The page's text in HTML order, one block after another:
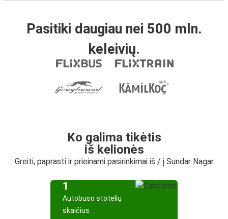
Pasitiki daugiau nei 500 mln.
keleivių.
Ko galima tikėtis
iš kelionės
Greiti, paprasti ir prieinami pasirinkimai iš / į Sundar Nagar
1
Autobuso stotelių
skaičius